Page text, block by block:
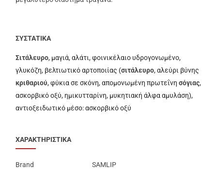
ΣΥΣΤΑΤΙΚΑ
Σιτάλευρο, μαγιά, αλάτι, φοινικέλαιο υδρογονωμένο,
γλυκόζη, βελτιωτικό αρτοποιίας (σιτάλευρο, αλεύρι βύνης
κριθαριού, φύκια σε σκόνη, απομονωμένη πρωτεΐνησόγιας,
ασκορβικό οξύ, ημικυτταρίνη, μυκητιακή άλφα αμυλάση),
αντιοξειδωτικό μέσο: ασκορβικό οξύ
ΧΑΡΑΚΤΗΡΙΣΤΙΚΑ
Brand
SAMLIP